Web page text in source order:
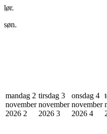
lør.
søn.
mandag 2
november
2026 2
tirsdag 3
november
2026 3
onsdag 4
november
2026 4